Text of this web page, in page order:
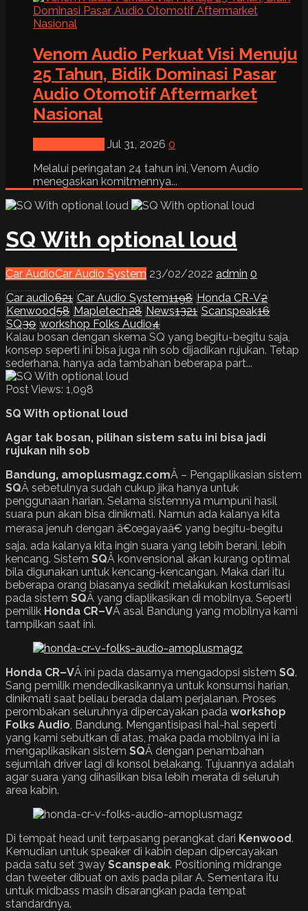
Venom Audio Perkuat Visi Menuju
25 Tahun, Bidik Dominasi Pasar
Audio Otomotif Aftermarket
Nasional
Jul 31, 2026 0
Melalui peringatan 24 tahun ini, Venom Audio
menegaskan komitmennya...
SQ With optional loud
Car AudioCar Audio System 23/02/2022 admin 0
Car audio621 Car Audio System1198 Honda CR-V2
Kenwood58 Mapletech28 News1321 Scanspeak16
SQ30 workshop Folks Audio4
Kalau bosan dengan skema SQ yang begitu-begitu saja,
konsep seperti ini bisa juga nih sob dijadikan rujukan. Tetap
sederhana, hanya ada tambahan beberapa part...
Post Views: 1,098
SQ With optional loud
Agar tak bosan, pilihan sistem satu ini bisa jadi
rujukan nih sob
Bandung, amoplusmagz.comÂ – Pengaplikasian sistem
SQÂ sebetulnya sudah cukup jika hanya untuk
penggunaan harian. Selama sistemnya mumpuni hasil
suara pun akan bisa dinikmati. Namun ada kalanya kita
merasa jenuh dengan â€œgayaâ€ yang begitu-begitu
saja. ada kalanya kita ingin suara yang lebih berani, lebih
kencang. Sistem SQÂ konvensional akan kurang optimal
bila digunakan untuk kencang-kencangan. Maka dari itu
beberapa orang biasanya sedikit melakukan kostumisasi
pada sistem SQÂ yang diaplikasikan di mobilnya. Seperti
pemilik Honda CR–VÂ asal Bandung yang mobilnya kami
tampilkan saat ini.
Honda CR–VÂ ini pada dasarnya mengadopsi sistem SQ.
Sang pemilik mendedikasikannya untuk konsumsi harian,
dinikmati saat beliau berada dalam perjalanan. Proses
perombakan seluruhnya dipercayakan pada workshop
Folks Audio , Bandung. Mengantisipasi hal-hal seperti
yang kami sebutkan di atas, maka pada mobilnya ini ia
mengaplikasikan sistem SQÂ dengan penambahan
sejumlah driver lagi di konsol belakang. Tujuannya adalah
agar suara yang dihasilkan bisa lebih merata di seluruh
area kabin.
Di tempat head unit terpasang perangkat dari Kenwood.
Kemudian untuk speaker di kabin depan dipercayakan
pada satu set 3way Scanspeak. Positioning midrange
dan tweeter dibuat on axis pada pilar A. Sementara itu
untuk midbass masih disarangkan pada tempat
standardnya.